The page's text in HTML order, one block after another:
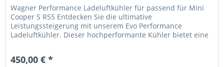
Wagner Performance Ladeluftkühler für passend für Mini
Cooper S R55 Entdecken Sie die ultimative
Leistungssteigerung mit unserem Evo Performance
Ladeluftkühler. Dieser hochperformante Kühler bietet eine
Motorleistung. Technische Highlights 116% mehr
450,00 € *